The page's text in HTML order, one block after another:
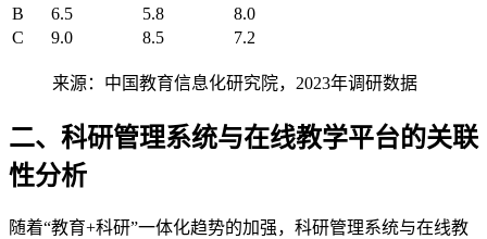
B
6.5 5.8
8.0
C
9.0 8.5 7.2
来源：中国教育信息化研究院，2023年调研数据
二、科研管理系统与在线教学平台的关联
性分析
随着“教育+科研”一体化趋势的加强，科研管理系统与在线教